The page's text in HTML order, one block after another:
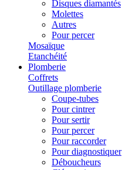
Disques diamantés
Molettes
Autres
Pour percer
Mosaïque
Etanchéité
Plomberie
Coffrets
Outillage plomberie
Coupe-tubes
Pour cintrer
Pour sertir
Pour percer
Pour raccorder
Pour diagnostiquer
Déboucheurs